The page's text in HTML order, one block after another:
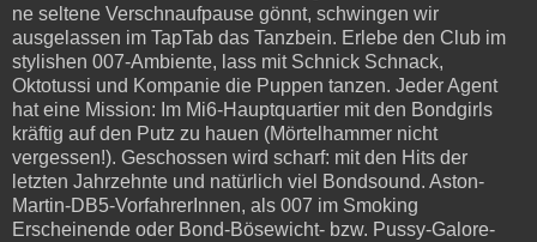
ne seltene Verschnaufpause gönnt, schwingen wir
ausgelassen im TapTab das Tanzbein. Erlebe den Club im
stylishen 007-Ambiente, lass mit Schnick Schnack,
Oktotussi und Kompanie die Puppen tanzen. Jeder Agent
hat eine Mission: Im Mi6-Hauptquartier mit den Bondgirls
kräftig auf den Putz zu hauen (Mörtelhammer nicht
vergessen!). Geschossen wird scharf: mit den Hits der
letzten Jahrzehnte und natürlich viel Bondsound. Aston-
Martin-DB5-VorfahrerInnen, als 007 im Smoking
Erscheinende oder Bond-Bösewicht- bzw. Pussy-Galore-